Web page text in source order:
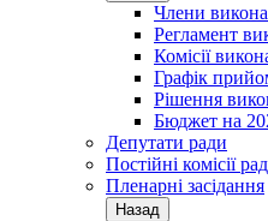
Члени
Регламент
Комісії
Графік
Рішення
Бюджет на
Депутати ради
Постійні комісії
Пленарні засідання
Назад